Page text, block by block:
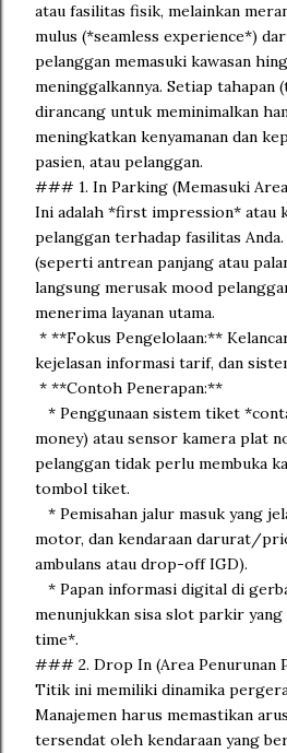
atau fasilitas fisik, melainkan
mulus (*seamless experience*)
pelanggan memasuki kawasan
meninggalkannya. Setiap tahapan
dirancang untuk meminimalkan
meningkatkan kenyamanan dan
pasien, atau pelanggan.
### 1. In Parking (Memasuki
Ini adalah *first impression* atau
pelanggan terhadap fasilitas
(seperti antrean panjang atau
langsung merusak mood
menerima layanan utama.
* **Fokus Pengelolaan:**
kejelasan informasi tarif, dan
* **Contoh Penerapan:**
* Penggunaan sistem tiket
money) atau sensor kamera plat
pelanggan tidak perlu membuka
tombol tiket.
* Pemisahan jalur masuk yang
motor, dan kendaraan darurat/
ambulans atau drop-off IGD).
* Papan informasi digital di
menunjukkan sisa slot parkir
time*.
### 2. Drop In (Area Penurunan
Titik ini memiliki dinamika
Manajemen harus memastikan
tersendat oleh kendaraan yang